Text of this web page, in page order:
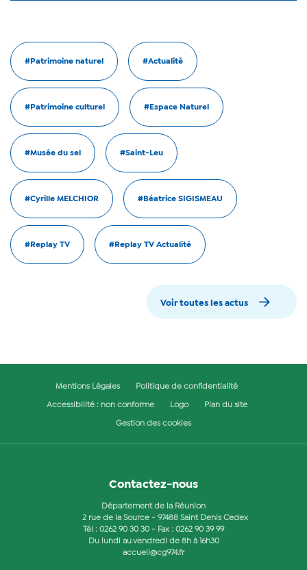
#Patrimoine naturel #Actualité
#Patrimoine culturel #Espace Naturel
#Musée du sel #Saint-Leu
#Cyrille MELCHIOR #Béatrice SIGISMEAU
#Replay TV #Replay TV Actualité
Voir toutes les actus
Mentions Légales Politique de confidentialité
Accessibilité : non conforme Logo Plan du site
Gestion des cookies
Contactez-nous
Département de la Réunion
2 rue de la Source - 97488 Saint Denis Cedex
Tél : 0262 90 30 30 - Fax : 0262 90 39 99
Du lundi au vendredi de 8h à 16h30
accueil@cg974.fr